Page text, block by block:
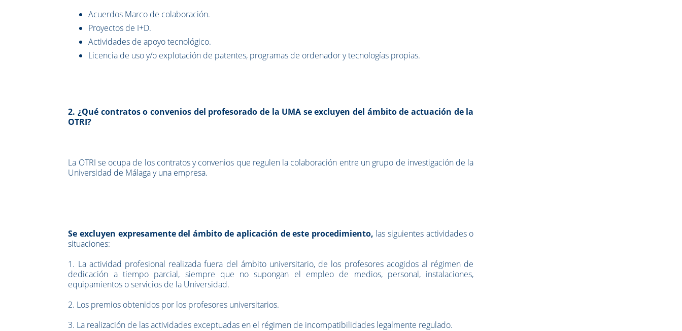
Acuerdos Marco de colaboración.
Proyectos de I+D.
Actividades de apoyo tecnológico.
Licencia de uso y/o explotación de patentes, programas de ordenador y tecnologías propias.
2. ¿Qué contratos o convenios del profesorado de la UMA se excluyen del ámbito de actuación de la
OTRI?
La OTRI se ocupa de los contratos y convenios que regulen la colaboración entre un grupo de investigación de la
Universidad de Málaga y una empresa.
Se excluyen expresamente del ámbito de aplicación de este procedimiento, las siguientes actividades o
situaciones:
1. La actividad profesional realizada fuera del ámbito universitario, de los profesores acogidos al régimen de
dedicación a tiempo parcial, siempre que no supongan el empleo de medios, personal, instalaciones,
equipamientos o servicios de la Universidad.
2. Los premios obtenidos por los profesores universitarios.
3. La realización de las actividades exceptuadas en el régimen de incompatibilidades legalmente regulado.